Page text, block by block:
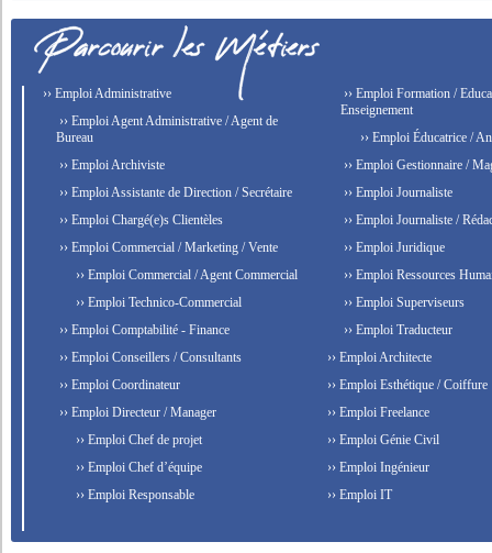
›› Emploi Administrative
›› Emploi Agent Administrative / Agent de
Bureau
›› Emploi Archiviste
›› Emploi Assistante de Direction / Secrétaire
›› Emploi Chargé(e)s Clientèles
›› Emploi Commercial / Marketing / Vente
›› Emploi Commercial / Agent Commercial
›› Emploi Technico-Commercial
›› Emploi Comptabilité - Finance
›› Emploi Conseillers / Consultants
›› Emploi Coordinateur
›› Emploi Directeur / Manager
›› Emploi Chef de projet
›› Emploi Chef d’équipe
›› Emploi Responsable
›› Emploi Formation /
Enseignement
›› Emploi Éducatrice /
›› Emploi Gestionnaire /
›› Emploi Journaliste
›› Emploi Journaliste /
›› Emploi Juridique
›› Emploi Ressources
›› Emploi Superviseurs
›› Emploi Traducteur
›› Emploi Architecte
›› Emploi Esthétique / Coiffure
›› Emploi Freelance
›› Emploi Génie Civil
›› Emploi Ingénieur
›› Emploi IT